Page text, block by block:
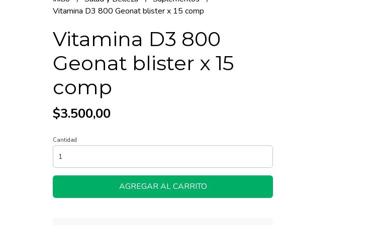
Vitamina D3 800 Geonat blister x 15 comp
Vitamina D3 800
Geonat blister x 15
comp
$3.500,00
Cantidad
AGREGAR AL CARRITO